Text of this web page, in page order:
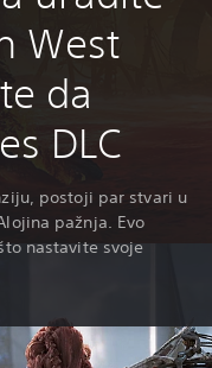
West
da
DLC
postoji par stvari u
pažnja. Evo
nastavite svoje